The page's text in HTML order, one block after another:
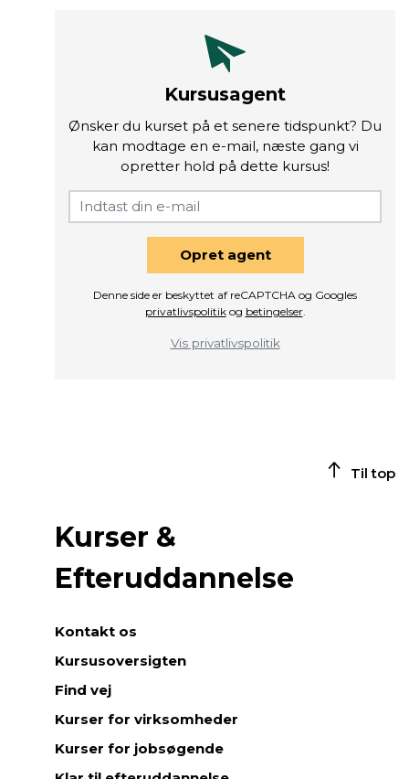
Kursusagent
Ønsker du kurset på et senere tidspunkt? Du
kan modtage en e-mail, næste gang vi
opretter hold på dette kursus!
Opret agent
Denne side er beskyttet af reCAPTCHA og Googles
privatlivspolitikog betingelser.
Vis privatlivspolitik
Til top
Kurser &
Efteruddannelse
Kontakt os
Kursusoversigten
Find vej
Kurser for virksomheder
Kurser for jobsøgende